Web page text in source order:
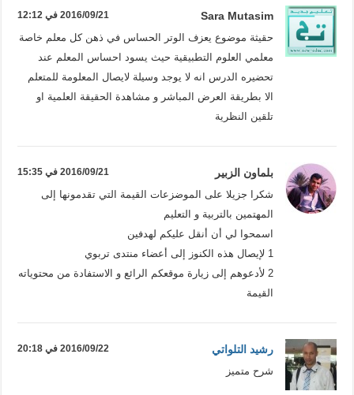
Sara Mutasim 2016/09/21 في 12:12
حقيثة موضوع يعزف الوتر الحساس في ذهن كل معلم خاصة
معلمي العلوم التطبيقية حيث يسود احساس المعلم عند
تحضيره الدرس انه لا يوجد وسيلة لايصال المعلومة للمتعلم
الا بطريقة العرض المباشر و مشاهدة الحقيقة العلمية او
تلقين النظرية
بلماون الزبير 2016/09/21 في 15:35
شكرا جزيلا على الموضزعات القيمة التي تقدمونها إلى
المهتمين بالتربية و التعليم
اسمحوا لي أن أنقل عليكم لهدفين
1 لإيصال هذه الكنوز إلى أعضاء منتدى تربوي
2 لأدعوهم إلى زيارة موقعكم الرائع و الاستفادة من محتوياته
القيمة
رشيد التلواتي 2016/09/22 في 20:18
شرح متميز